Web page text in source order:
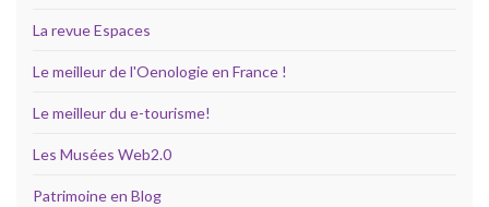
La revue Espaces
Le meilleur de l'Oenologie en France !
Le meilleur du e-tourisme!
Les Musées Web2.0
Patrimoine en Blog